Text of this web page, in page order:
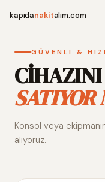
kapıdanakitalım.com
GÜVENLI &
CİHAZINI
SATIYOR
Konsol veya
alıyoruz.